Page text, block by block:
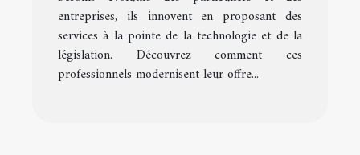
entreprises, ils innovent en proposant des
services à la pointe de la technologie et de la
législation. Découvrez comment ces
professionnels modernisent leur offre...